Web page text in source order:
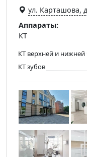
ул. Карташова,
Аппараты:
КТ
КТ верхней и нижней
КТ зубов